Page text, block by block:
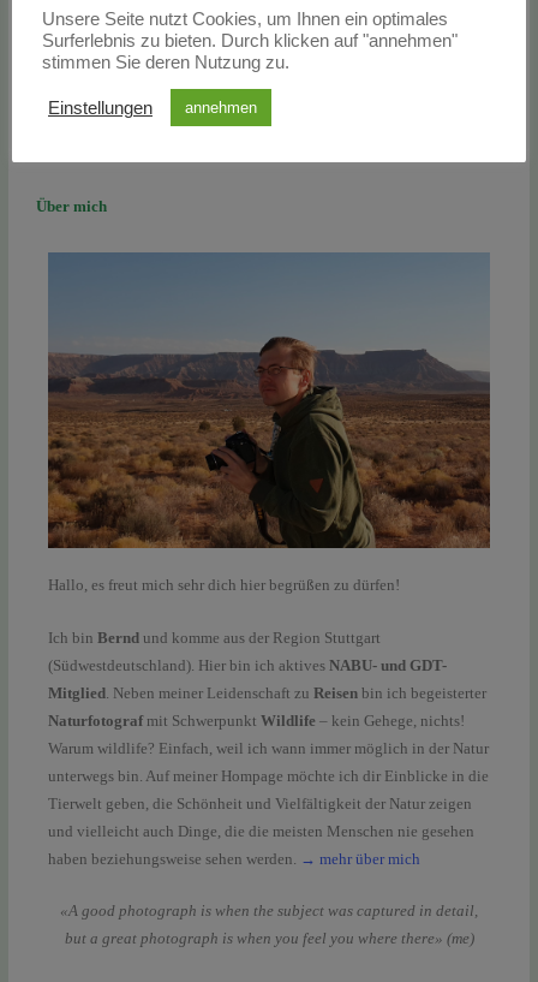
USA
Flüge
Über mich
Hallo, es freut mich sehr dich hier begrüßen zu dürfen!
Ich bin Berndund komme aus der Region Stuttgart
(Südwestdeutschland). Hier bin ich aktives NABU- und GDT-
Mitglied. Neben meiner Leidenschaft zu Reisenbin ich begeisterter
Naturfotografmit Schwerpunkt Wildlife – kein Gehege, nichts!
Warum wildlife? Einfach, weil ich wann immer möglich in der Natur
unterwegs bin. Auf meiner Hompage möchte ich dir Einblicke in die
Tierwelt geben, die Schönheit und Vielfältigkeit der Natur zeigen
und vielleicht auch Dinge, die die meisten Menschen nie gesehen
haben beziehungsweise sehen werden.
→ mehr über mich
«A good photograph is when the subject was captured in detail,
but a great photograph is when you feel you where there» (me)
Unsere Seite nutzt Cookies, um Ihnen ein optimales
Surferlebnis zu bieten. Durch klicken auf "annehmen"
stimmen Sie deren Nutzung zu.
Einstellungen annehmen